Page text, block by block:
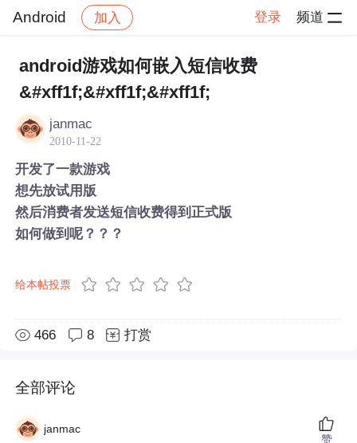
Android 加入 登录 频道
Android 帖子详情
android游戏如何嵌入短信收费
&#xff1f;&#xff1f;&#xff1f;
janmac
2010-11-22
开发了一款游戏
想先放试用版
然后消费者发送短信收费得到正式版
如何做到呢？？？
给本帖投票
466 8 打赏
全部评论
janmac
赞